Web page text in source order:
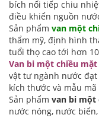
bích nối tiếp chiu
điều khiển nguồn
Sản phẩm van một
thẩm mỹ, định hình
tuổi thọ cao tới hơn
Van bi một chiều
vật tư ngành nước đạt
kích thước và mẫu
Sản phẩm van bi một
nước nóng, nước